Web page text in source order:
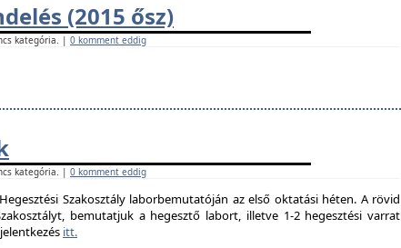
(2015 ősz)
kategória. | 0 komment eddig
kategória. | 0 komment eddig
Szakosztály laborbemutatóján az első oktatási héten. A rövid
bemutatjuk a hegesztő labort, illetve 1-2 hegesztési varrat
itt.